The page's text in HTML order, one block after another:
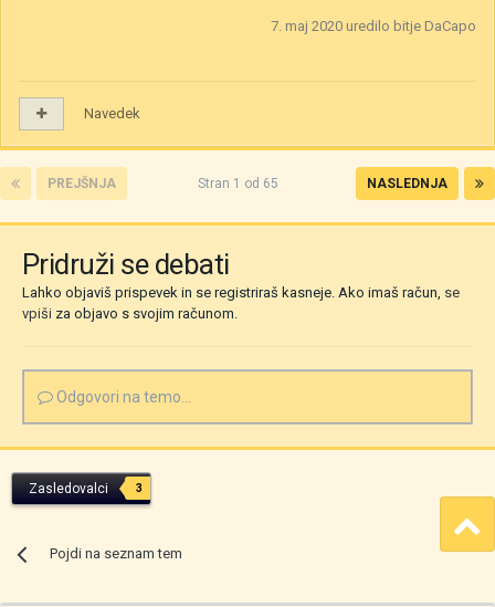
7. maj 2020 uredilo bitje DaCapo
Navedek
PREJŠNJA NASLEDNJA
Stran 1 od 65
Pridruži se debati
Lahko objaviš prispevek in se registriraš kasneje. Ako imaš račun, se
vpiši za objavo s svojim računom.
Odgovori na temo...
Zasledovalci 3
Pojdi na seznam tem